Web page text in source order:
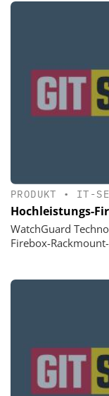
PRODUKT • IT-
Hochleistungs-
WatchGuard
Firebox-